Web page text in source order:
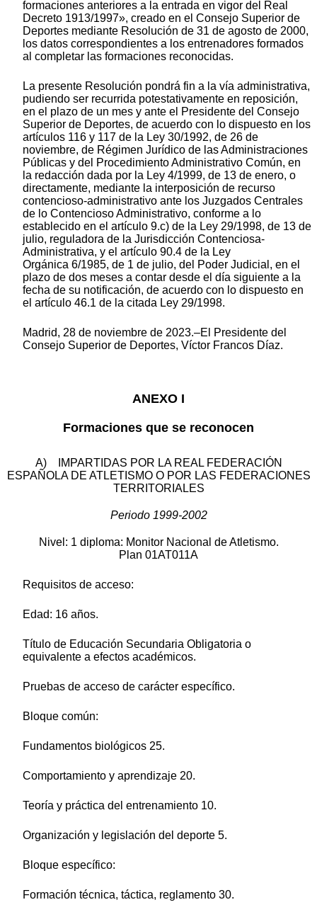
formaciones anteriores a la entrada en vigor del Real
Decreto 1913/1997», creado en el Consejo Superior de
Deportes mediante Resolución de 31 de agosto de 2000,
los datos correspondientes a los entrenadores formados
al completar las formaciones reconocidas.
La presente Resolución pondrá fin a la vía administrativa,
pudiendo ser recurrida potestativamente en reposición,
en el plazo de un mes y ante el Presidente del Consejo
Superior de Deportes, de acuerdo con lo dispuesto en los
artículos 116 y 117 de la Ley 30/1992, de 26 de
noviembre, de Régimen Jurídico de las Administraciones
Públicas y del Procedimiento Administrativo Común, en
la redacción dada por la Ley 4/1999, de 13 de enero, o
directamente, mediante la interposición de recurso
contencioso-administrativo ante los Juzgados Centrales
de lo Contencioso Administrativo, conforme a lo
establecido en el artículo 9.c) de la Ley 29/1998, de 13 de
julio, reguladora de la Jurisdicción Contenciosa-
Administrativa, y el artículo 90.4 de la Ley
Orgánica 6/1985, de 1 de julio, del Poder Judicial, en el
plazo de dos meses a contar desde el día siguiente a la
fecha de su notificación, de acuerdo con lo dispuesto en
el artículo 46.1 de la citada Ley 29/1998.
Madrid, 28 de noviembre de 2023.–El Presidente del
Consejo Superior de Deportes, Víctor Francos Díaz.
ANEXO I
Formaciones que se reconocen
A) IMPARTIDAS POR LA REAL FEDERACIÓN
ESPAÑOLA DE ATLETISMO O POR LAS FEDERACIONES
TERRITORIALES
Periodo 1999-2002
Nivel: 1 diploma: Monitor Nacional de Atletismo.
Plan 01AT011A
Requisitos de acceso:
Edad: 16 años.
Título de Educación Secundaria Obligatoria o
equivalente a efectos académicos.
Pruebas de acceso de carácter específico.
Bloque común:
Fundamentos biológicos 25.
Comportamiento y aprendizaje 20.
Teoría y práctica del entrenamiento 10.
Organización y legislación del deporte 5.
Bloque específico:
Formación técnica, táctica, reglamento 30.